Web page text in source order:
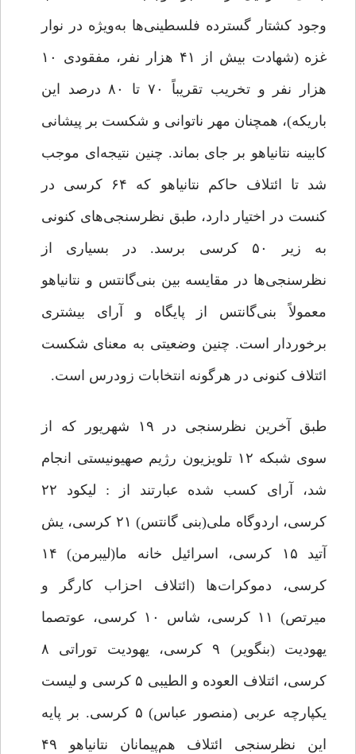
وجود کشتار گسترده فلسطینی‌ها به‌ویژه در نوار
غزه (شهادت بیش از ۴۱ هزار نفر، مفقودی ۱۰
هزار نفر و تخریب تقریباً ۷۰ تا ۸۰ درصد این
باریکه)، همچنان مهر ناتوانی و شکست بر پیشانی
کابینه نتانیاهو بر جای بماند. چنین نتیجه‌ای موجب
شد تا ائتلاف حاکم نتانیاهو که ۶۴ کرسی در
کنست در اختیار دارد، طبق نظرسنجی‌های کنونی
به زیر ۵۰ کرسی برسد. در بسیاری از
نظرسنجی‌ها در مقایسه بین بنی‌گانتس و نتانیاهو
معمولاً بنی‌گانتس از پایگاه و آرای بیشتری
برخوردار است. چنین وضعیتی به معنای شکست
ائتلاف کنونی در هرگونه انتخابات زودرس است.
طبق آخرین نظرسنجی در ۱۹ شهریور که از
سوی شبکه ۱۲ تلویزیون رژیم صهیونیستی انجام
شد، آرای کسب شده عبارتند از : لیکود ۲۲
کرسی، اردوگاه ملی(بنی گانتس) ۲۱ کرسی، یش
آتید ۱۵ کرسی، اسرائیل خانه ما(لیبرمن) ۱۴
کرسی، دموکرات‌ها (ائتلاف احزاب کارگر و
میرتص) ۱۱ کرسی، شاس ۱۰ کرسی، عوتصما
یهودیت (بنگویر) ۹ کرسی، یهودیت توراتی ۸
کرسی، ائتلاف العوده و الطیبی ۵ کرسی و لیست
یکپارچه عربی (منصور عباس) ۵ کرسی. بر پایه
این نظرسنجی ائتلاف هم‌پیمانان نتانیاهو ۴۹